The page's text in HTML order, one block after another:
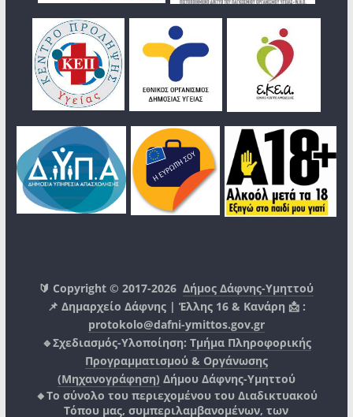
🔰 Copyright © 2017-2026Δήμος Δάφνης-Υμηττού
📌 Δημαρχείο Δάφνης | Έλλης 16 & Κανάρη 📩 :
protokolo@dafni-ymittos.gov.gr
🔹Σχεδιασμός-Υλοποίηση: Τμήμα Πληροφορικής
Προγραμματισμού & Οργάνωσης
(Μηχανογράφηση) Δήμου Δάφνης-Υμηττού
🔸Το σύνολο του περιεχομένου του Διαδικτυακού
Τόπου μας, συμπεριλαμβανομένων, των